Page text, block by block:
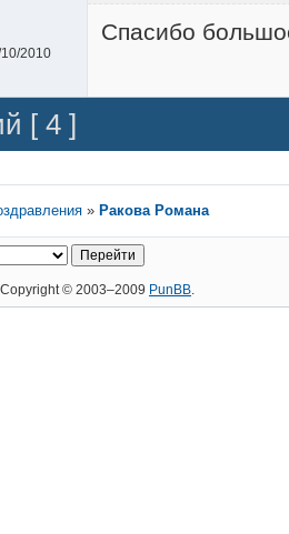
10/2010
Спасибо
[ 4 ]
» Ракова Романа
. Copyright © 2003–2009 PunBB